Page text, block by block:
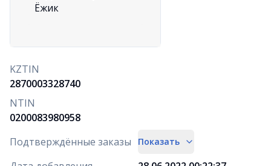
KZTIN
2870003328740
NTIN
0200083980958
Подтверждённые заказы
Показать